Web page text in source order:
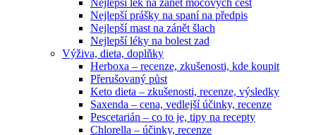
Nejlepší lék na zánět močových cest
Nejlepší prášky na spaní na předpis
Nejlepší mast na zánět šlach
Nejlepší léky na bolest zad
Výživa, dieta, doplňky
Herboxa – recenze, zkušenosti, kde koupit
Přerušovaný půst
Keto dieta – zkušenosti, recenze, výsledky
Saxenda – cena, vedlejší účinky, recenze
Pescetarián – co to je, tipy na recepty
Chlorella – účinky, recenze